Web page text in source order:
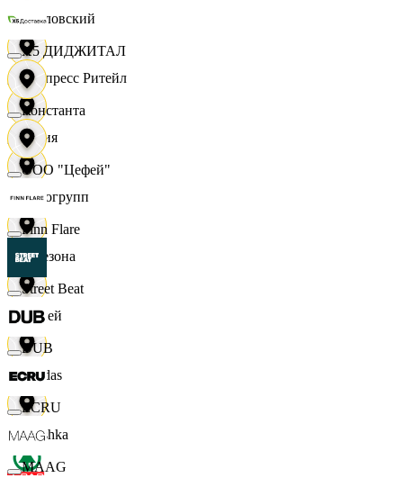
Чкаловский
Экспресс Ритейл
Юлия
Яркогрупп
4 Сезона
7 дней
Adidas
Bershka
X5 ДИДЖИТАЛ
Константа
ООО "Цефей"
Finn Flare
Street Beat
DUB
ECRU
MAAG